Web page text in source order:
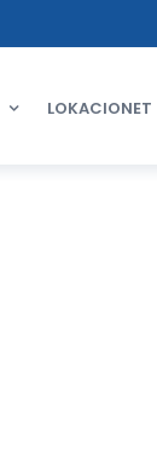
LOKACIONET